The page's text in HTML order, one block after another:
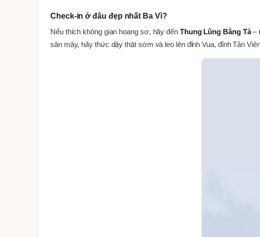
Check-in ở đâu đẹp nhất Ba Vì?
Nếu thích không gian hoang sơ, hãy đến Thung Lũng Bằng Tà–
săn mây, hãy thức dậy thật sớm và leo lên đỉnh Vua, đỉnh Tản